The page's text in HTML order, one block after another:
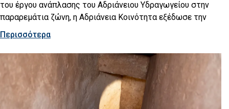
του έργου ανάπλασης του Αδριάνειου Υδραγωγείου στην
παραρεμάτια ζώνη, η Αδριάνεια Κοινότητα εξέδωσε την
Περισσότερα